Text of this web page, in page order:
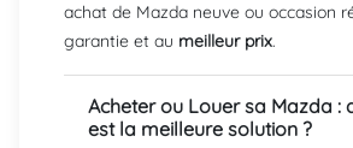
achat de Mazda neuve ou occasion
garantie et au meilleur prix.
Acheter ou Louer sa Mazda :
est la meilleure solution ?